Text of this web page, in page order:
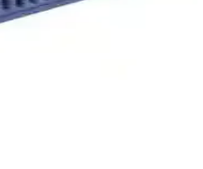
doğada yemek hazırlığını